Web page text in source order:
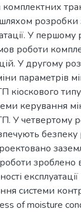
комплектних
розробки
У першому
роботи
У другому
параметрів
кіоскового
керування
У четвертому
безпеку
зроблено
експлуатації
системи
of moisture